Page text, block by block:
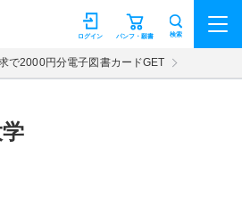
ン パンフ・願書
ログイン 検索
で2000円分電子図書カードGET